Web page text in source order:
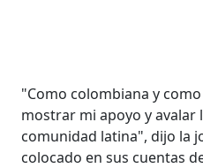
"Como colombiana y
mostrar mi apoyo y avalar
comunidad latina", dijo la
colocado en sus cuentas